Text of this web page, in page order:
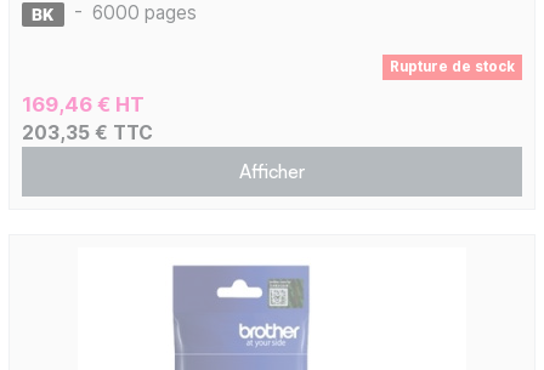
- 6000 pages
Rupture de stock
169,46 € HT
203,35 € TTC
Afficher